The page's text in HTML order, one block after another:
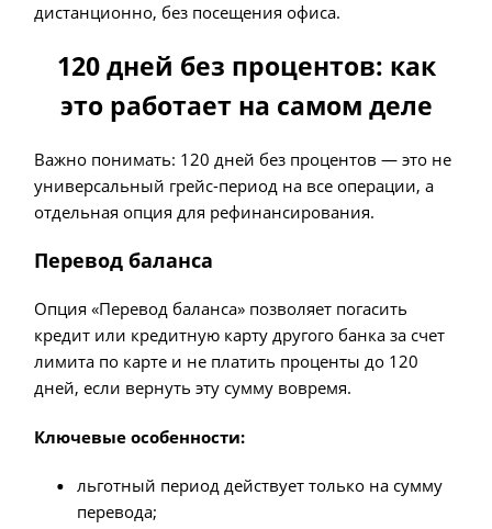
дистанционно, без посещения офиса.
120 дней без процентов: как
это работает на самом деле
Важно понимать: 120 дней без процентов — это не
универсальный грейс-период на все операции, а
отдельная опция для рефинансирования.
Перевод баланса
Опция «Перевод баланса» позволяет погасить
кредит или кредитную карту другого банка за счет
лимита по карте и не платить проценты до 120
дней, если вернуть эту сумму вовремя.
Ключевые особенности:
льготный период действует только на сумму
перевода;